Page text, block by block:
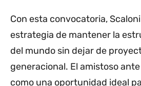
Con esta convocatoria,
estrategia de mantener la
del mundo sin dejar de
generacional. El amistoso
como una oportunidad ideal